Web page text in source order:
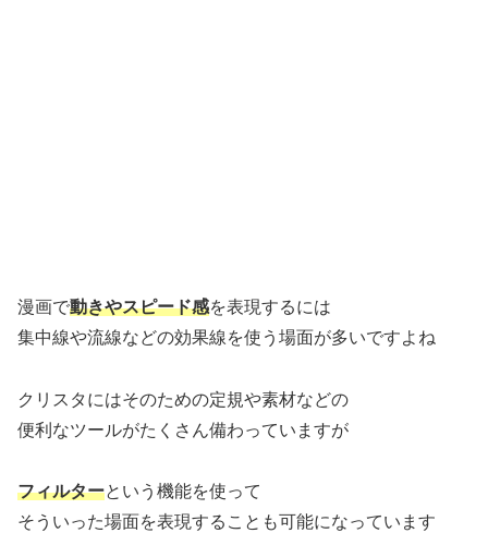
漫画で動きやスピード感を表現するには
集中線や流線などの効果線を使う場面が多いですよね
クリスタにはそのための定規や素材などの
便利なツールがたくさん備わっていますが
フィルターという機能を使って
そういった場面を表現することも可能になっています